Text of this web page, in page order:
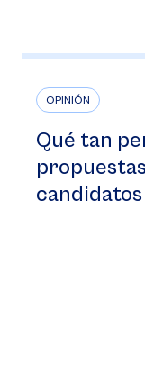
OPINIÓN
Qué tan